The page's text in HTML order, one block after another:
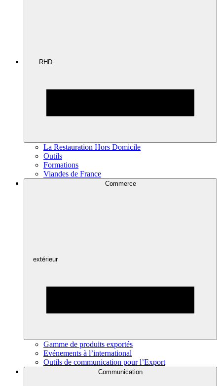
RHD
La Restauration Hors Domicile
Outils
Formations
Viandes de France
Commerce
extérieur
Gamme de produits exportés
Evénements à l’international
Outils de communication pour l’Export
Communication